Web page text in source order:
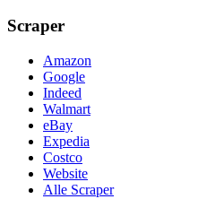
Scraper
Amazon
Google
Indeed
Walmart
eBay
Expedia
Costco
Website
Alle Scraper